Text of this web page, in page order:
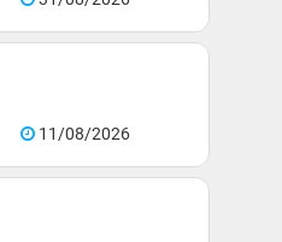
11/08/2026